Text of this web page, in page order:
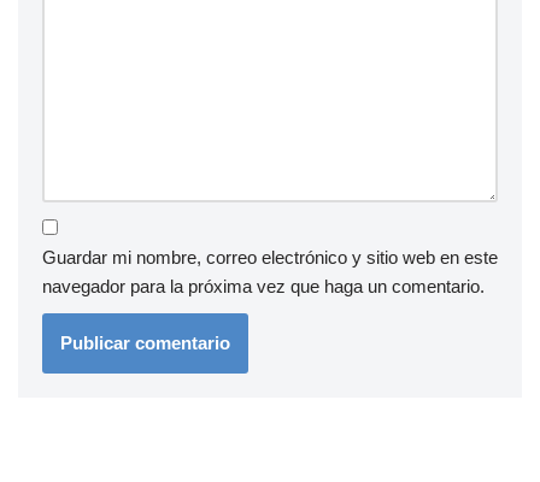
Guardar mi nombre, correo electrónico y sitio web en este
navegador para la próxima vez que haga un comentario.